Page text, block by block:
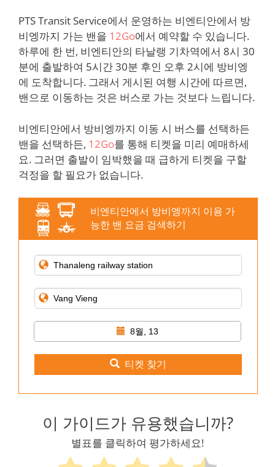
PTS Transit Service에서 운영하는 비엔티안에서 방
비엥까지 가는 밴을 12Go에서 예약할 수 있습니다.
하루에 한 번, 비엔티안의 타날랭 기차역에서 8시 30
분에 출발하여 5시간 30분 후인 오후 2시에 방비엥
에 도착합니다. 그래서 게시된 여행 시간에 따르면,
밴으로 이동하는 것은 버스로 가는 것보다 느립니다.
비엔티안에서 방비엥까지 이동 시 버스를 선택하든
밴을 선택하든, 12Go를 통해 티켓을 미리 예매하세
요. 그러면 출발이 임박했을 때 급하게 티켓을 구할
걱정을 할 필요가 없습니다.
비엔티안에서 방비엥까지 이용 가
능한 밴 요금 검색하기
8월, 13
티켓 찾기
이 가이드가 유용했습니까?
별표를 클릭하여 평가하세요!